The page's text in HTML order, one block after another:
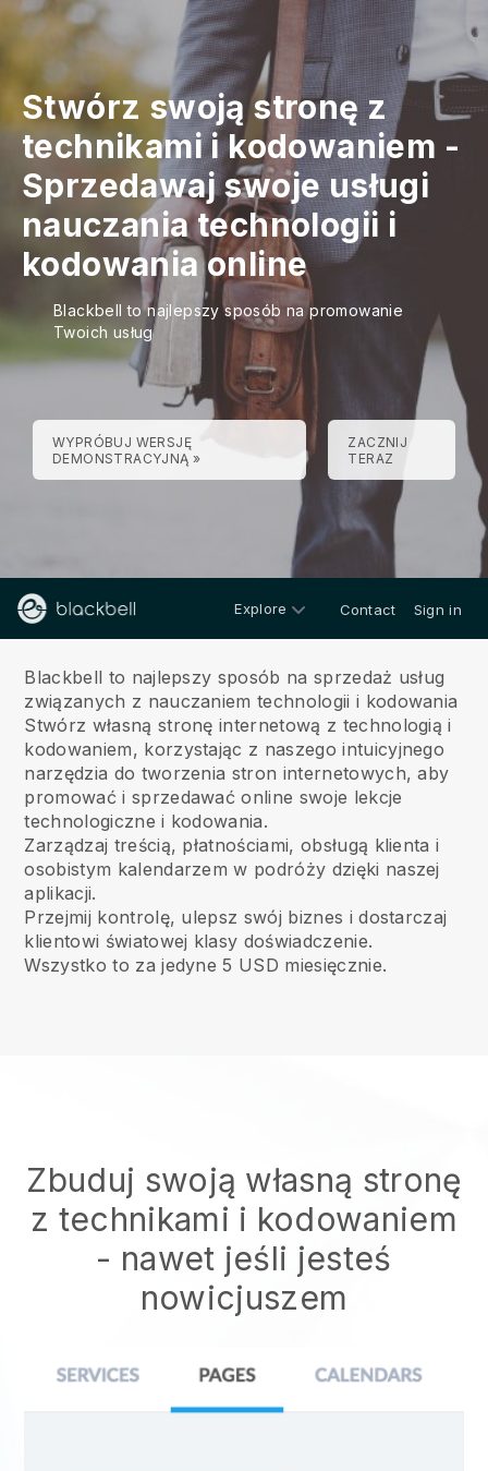
Stwórz swoją stronę z
technikami i kodowaniem -
Sprzedawaj swoje usługi
nauczania technologii i
kodowania online
Blackbell to najlepszy sposób na promowanie
Twoich usług
WYPRÓBUJ WERSJĘ
DEMONSTRACYJNĄ »
ZACZNIJ
TERAZ
Explore Contact Sign in
Blackbell to najlepszy sposób na sprzedaż usług
związanych z nauczaniem technologii i kodowania
Stwórz własną stronę internetową z technologią i
kodowaniem, korzystając z naszego intuicyjnego
narzędzia do tworzenia stron internetowych, aby
promować i sprzedawać online swoje lekcje
technologiczne i kodowania.
Zarządzaj treścią, płatnościami, obsługą klienta i
osobistym kalendarzem w podróży dzięki naszej
aplikacji.
Przejmij kontrolę, ulepsz swój biznes i dostarczaj
klientowi światowej klasy doświadczenie.
Wszystko to za jedyne 5 USD miesięcznie.
Zbuduj swoją własną stronę
z technikami i kodowaniem
- nawet jeśli jesteś
nowicjuszem